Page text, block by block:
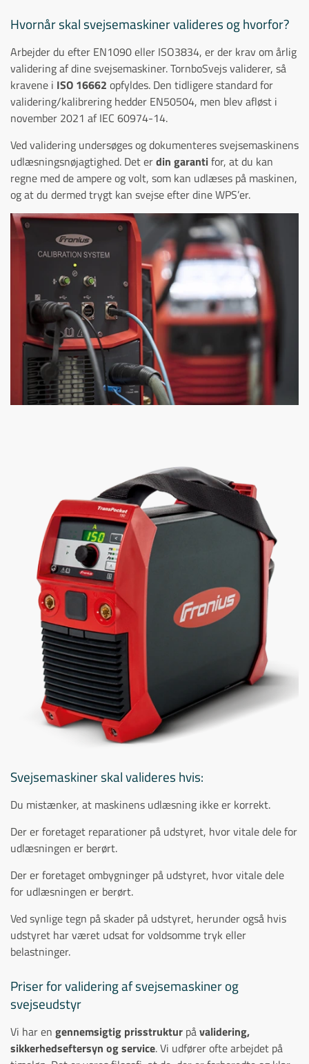
Hvornår skal svejsemaskiner valideres og hvorfor?
Arbejder du efter EN1090 eller ISO3834, er der krav om årlig
validering af dine svejsemaskiner. TornboSvejs validerer, så
kravene i ISO 16662 opfyldes. Den tidligere standard for
validering/kalibrering hedder EN50504, men blev afløst i
november 2021 af IEC 60974-14.
Ved validering undersøges og dokumenteres svejsemaskinens
udlæsningsnøjagtighed. Det erdin garantifor, at du kan
regne med de ampere og volt, som kan udlæses på maskinen,
og at du dermed trygt kan svejse efter dine WPS’er.
Svejsemaskiner skal valideres hvis:
Du mistænker, at maskinens udlæsning ikke er korrekt.
Der er foretaget reparationer på udstyret, hvor vitale dele for
udlæsningen er berørt.
Der er foretaget ombygninger på udstyret, hvor vitale dele
for udlæsningen er berørt.
Ved synlige tegn på skader på udstyret, herunder også hvis
udstyret har været udsat for voldsomme tryk eller
belastninger.
Priser for validering af svejsemaskiner og
svejseudstyr
Vi har en gennemsigtig prisstruktur påvalidering,
sikkerhedseftersyn og service. Vi udfører ofte arbejdet på